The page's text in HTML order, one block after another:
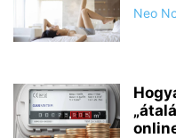
Neo